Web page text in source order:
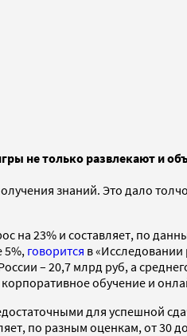
не только развлекают и
знаний. Это дало
на 23% и составляет, по
5%, говорится в
– 20,7 млрд руб, а
обучение и
для успешной
по разным оценкам, от 30